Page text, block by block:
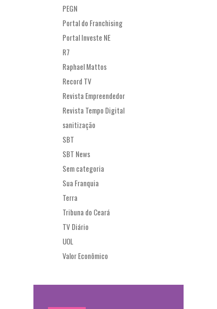
PEGN
Portal do Franchising
Portal Investe NE
R7
Raphael Mattos
Record TV
Revista Empreendedor
Revista Tempo Digital
sanitização
SBT
SBT News
Sem categoria
Sua Franquia
Terra
Tribuna do Ceará
TV Diário
UOL
Valor Econômico